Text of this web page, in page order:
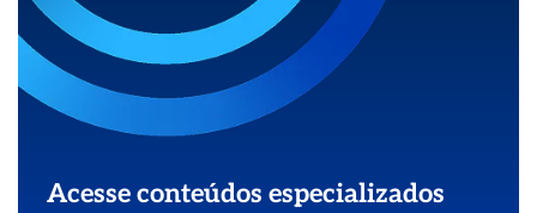
Acesse conteúdos especializados